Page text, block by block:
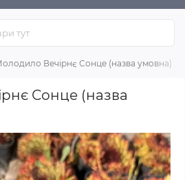
Вечірнє Сонце (назва умовна)
Сонце (назва